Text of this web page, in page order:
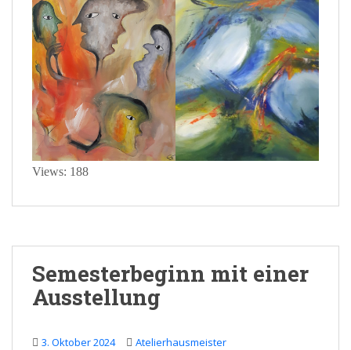
Views: 188
Semesterbeginn mit einer
Ausstellung
3. Oktober 2024 Atelierhausmeister